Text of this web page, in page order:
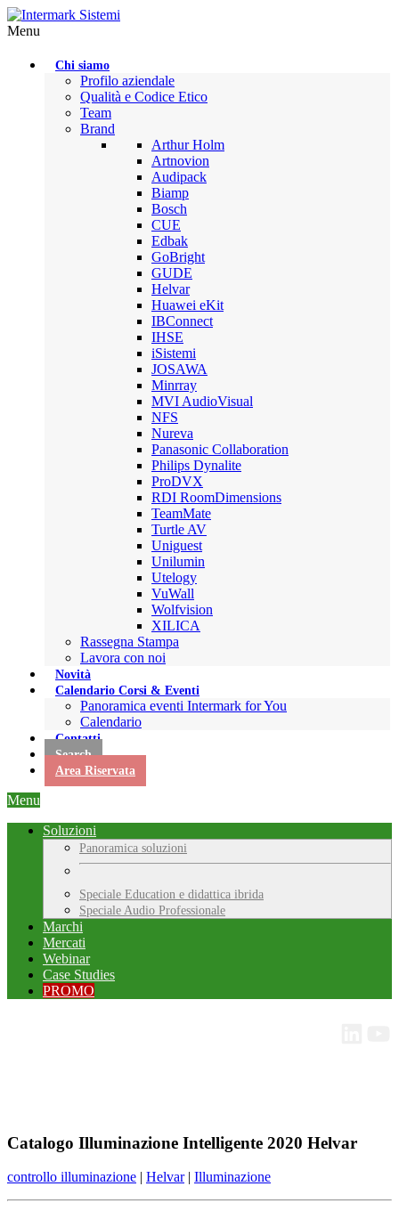
Menu
Chi siamo
Profilo aziendale
Qualità e Codice Etico
Team
Brand
Arthur Holm
Artnovion
Audipack
Biamp
Bosch
CUE
Edbak
GoBright
GUDE
Helvar
Huawei eKit
IBConnect
IHSE
iSistemi
JOSAWA
Minrray
MVI AudioVisual
NFS
Nureva
Panasonic Collaboration
Philips Dynalite
ProDVX
RDI RoomDimensions
TeamMate
Turtle AV
Uniguest
Unilumin
Utelogy
VuWall
Wolfvision
XILICA
Rassegna Stampa
Lavora con noi
Novità
Calendario Corsi & Eventi
Panoramica eventi Intermark for You
Calendario
Contatti
Search
Area Riservata
Menu
Soluzioni
Panoramica soluzioni
Speciale Education e didattica ibrida
Speciale Audio Professionale
Marchi
Mercati
Webinar
Case Studies
PROMO
Catalogo Illuminazione Intelligente 2020 Helvar
controllo illuminazione | Helvar| Illuminazione